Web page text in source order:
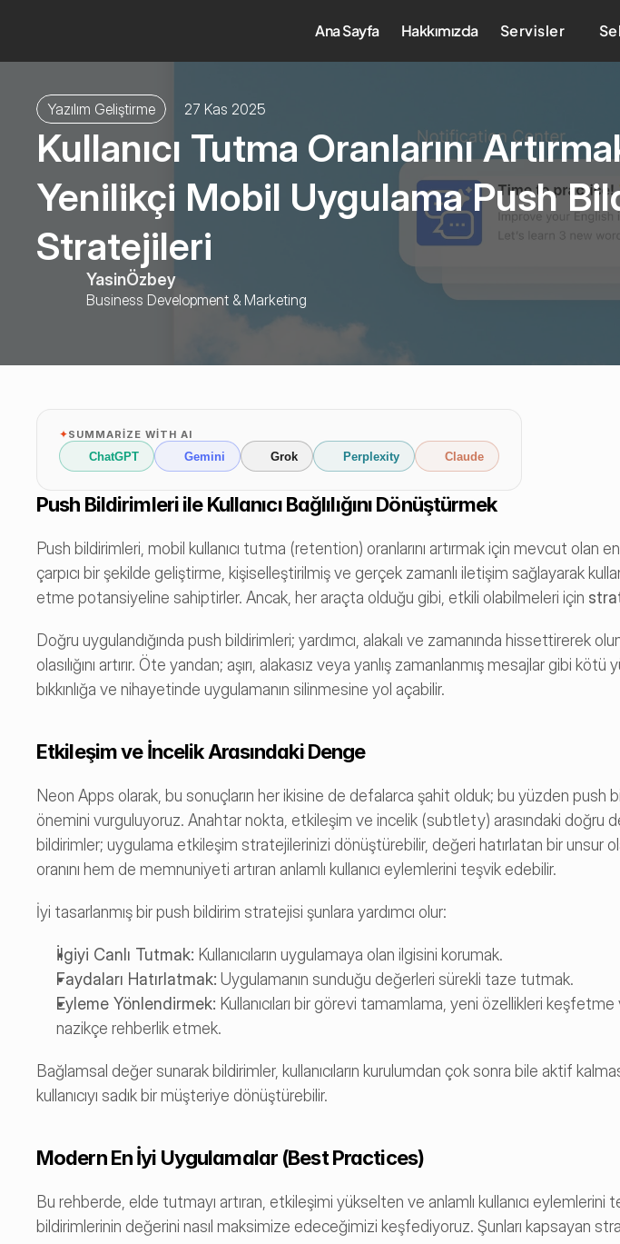
Yazılım Geliştirme 27 Kas 2025
Kullanıcı Tutma Oranlarını
Yenilikçi Mobil Uygulama Push
Stratejileri
YasinÖzbey
Business Development & Marketing
✦SUMMARIZE WITH AI
ChatGPT Gemini Grok Perplexity Claude
Push Bildirimleri ile Kullanıcı Bağlılığını Dönüştürmek
Push bildirimleri, mobil kullanıcı tutma (retention) oranlarını artırmak için mevcut olan
çarpıcı bir şekilde geliştirme, kişiselleştirilmiş ve gerçek zamanlı iletişim sağlayarak
etme potansiyeline sahiptirler. Ancak, her araçta olduğu gibi, etkili olabilmeleri için
Doğru uygulandığında push bildirimleri; yardımcı, alakalı ve zamanında hissettirerek
olasılığını artırır. Öte yandan; aşırı, alakasız veya yanlış zamanlanmış mesajlar gibi kötü
bıkkınlığa ve nihayetinde uygulamanın silinmesine yol açabilir.
Etkileşim ve İncelik Arasındaki Denge
Neon Apps olarak, bu sonuçların her ikisine de defalarca şahit olduk; bu yüzden push
önemini vurguluyoruz. Anahtar nokta, etkileşim ve incelik (subtlety) arasındaki doğru
bildirimler; uygulama etkileşim stratejilerinizi dönüştürebilir, değeri hatırlatan bir unsur
oranını hem de memnuniyeti artıran anlamlı kullanıcı eylemlerini teşvik edebilir.
İyi tasarlanmış bir push bildirim stratejisi şunlara yardımcı olur:
İlgiyi Canlı Tutmak: Kullanıcıların uygulamaya olan ilgisini korumak.
Faydaları Hatırlatmak: Uygulamanın sunduğu değerleri sürekli taze tutmak.
Eyleme Yönlendirmek: Kullanıcıları bir görevi tamamlama, yeni özellikleri
nazikçe rehberlik etmek.
Bağlamsal değer sunarak bildirimler, kullanıcıların kurulumdan çok sonra bile aktif
kullanıcıyı sadık bir müşteriye dönüştürebilir.
Modern En İyi Uygulamalar (Best Practices)
Bu rehberde, elde tutmayı artıran, etkileşimi yükselten ve anlamlı kullanıcı
bildirimlerinin değerini nasıl maksimize edeceğimizi keşfediyoruz. Şunları kapsayan
Ana Sayfa Hakkımızda Servisler